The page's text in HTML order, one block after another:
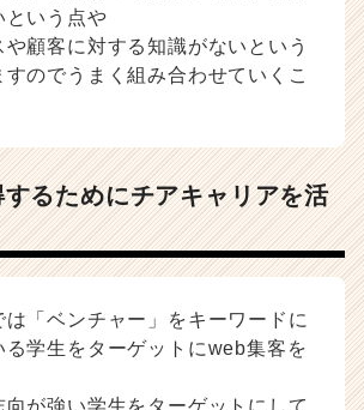
という点や
や顧客に対する知識がないという
のでうまく組み合わせていくこ
るためにチアキャリアを活
「ベンチャー」をキーワードに
る学生をターゲットにweb集客を
向が強い学生をターゲットにして